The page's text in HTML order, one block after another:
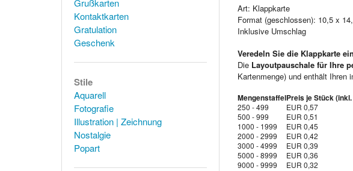
Art: Klappkarte
Format (geschlossen): 10,5 x
Inklusive Umschlag
Veredeln Sie die Klappkarte
Die Layoutpauschale für Ihre
Kartenmenge) und enthält Ihren
MengenstaffelPreis je Stück (inkl.
250 - 499
EUR 0,57
500 - 999
EUR 0,51
1000 - 1999
EUR 0,45
2000 - 2999
EUR 0,42
3000 - 4999
EUR 0,39
5000 - 8999
EUR 0,36
9000 - 9999
EUR 0,32
Grußkarten
Kontaktkarten
Gratulation
Geschenk
Stile
Aquarell
Fotografie
Illustration | Zeichnung
Nostalgie
Popart